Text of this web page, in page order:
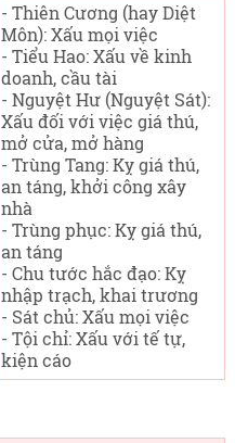
- Thiên Cương (hay Diệt
Môn): Xấu mọi việc
- Tiểu Hao: Xấu về kinh
doanh, cầu tài
- Nguyệt Hư (Nguyệt Sát):
Xấu đối với việc giá thú,
mở cửa, mở hàng
- Trùng Tang: Kỵ giá thú,
an táng, khởi công xây
nhà
- Trùng phục: Kỵ giá thú,
an táng
- Chu tước hắc đạo: Kỵ
nhập trạch, khai trương
- Sát chủ: Xấu mọi việc
- Tội chỉ: Xấu với tế tự,
kiện cáo